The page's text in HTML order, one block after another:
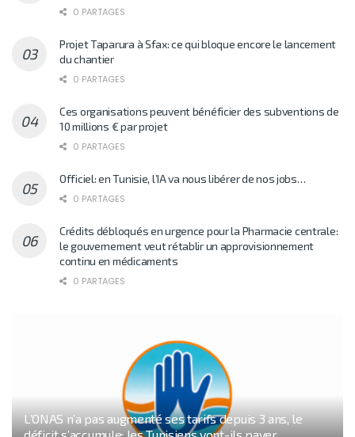
0 PARTAGES
Projet Taparura à Sfax: ce qui bloque encore le lancement
du chantier
0 PARTAGES
Ces organisations peuvent bénéficier des subventions de
10 millions € par projet
0 PARTAGES
Officiel: en Tunisie, l’IA va nous libérer de nos jobs…
0 PARTAGES
Crédits débloqués en urgence pour la Pharmacie centrale:
le gouvernement veut rétablir un approvisionnement
continu en médicaments
0 PARTAGES
L’ONAS n’a pas augmenté ses tarifs depuis 3 ans, le